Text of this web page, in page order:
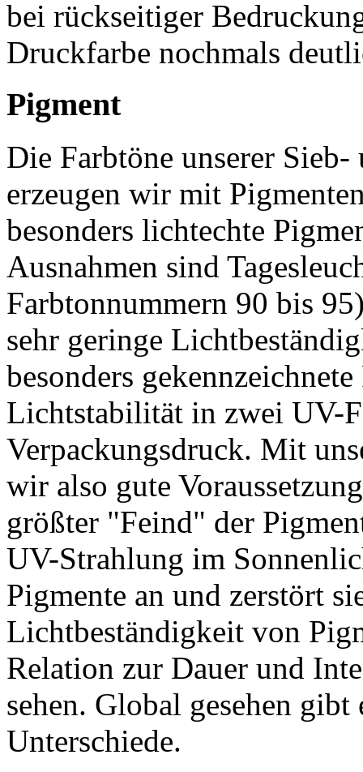
bei rückseitiger
Druckfarbe nochmals
Pigment
Die Farbtöne unserer
erzeugen wir mit
besonders lichtechte
Ausnahmen sind
Farbtonnummern 90 bis
sehr geringe
besonders
Lichtstabilität in zwei UV-
Verpackungsdruck. Mit
wir also gute
größter "Feind" der
UV-Strahlung im
Pigmente an und zerstört
Lichtbeständigkeit von
Relation zur Dauer und
sehen. Global gesehen
Unterschiede.